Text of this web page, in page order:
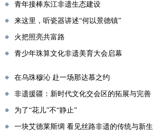
青年接棒东江非遗生态建设
来这里，听瓷器讲述“何以景德镇”
火把照亮共富路
青少年珠算文化非遗美育大会启幕
在乌珠穆沁 赴一场那达慕之约
非遗援疆：新时代文化交会区的拓展与完善
为了“花儿”不“静止”
一块艾德莱斯绸 看见丝路非遗的传统与新生